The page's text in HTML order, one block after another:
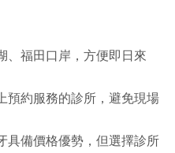
、福田口岸，方便即日來
預約服務的診所，避免現場
具備價格優勢，但選擇診所